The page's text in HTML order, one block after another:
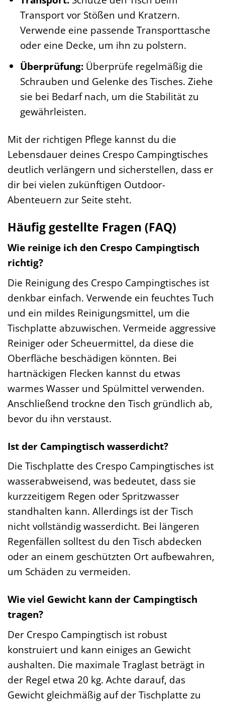
Transport vor Stößen und Kratzern.
Verwende eine passende Transporttasche
oder eine Decke, um ihn zu polstern.
Überprüfung:Überprüfe regelmäßig die
Schrauben und Gelenke des Tisches. Ziehe
sie bei Bedarf nach, um die Stabilität zu
gewährleisten.
Mit der richtigen Pflege kannst du die
Lebensdauer deines Crespo Campingtisches
deutlich verlängern und sicherstellen, dass er
dir bei vielen zukünftigen Outdoor-
Abenteuern zur Seite steht.
Häufig gestellte Fragen (FAQ)
Wie reinige ich den Crespo Campingtisch
richtig?
Die Reinigung des Crespo Campingtisches ist
denkbar einfach. Verwende ein feuchtes Tuch
und ein mildes Reinigungsmittel, um die
Tischplatte abzuwischen. Vermeide aggressive
Reiniger oder Scheuermittel, da diese die
Oberfläche beschädigen könnten. Bei
hartnäckigen Flecken kannst du etwas
warmes Wasser und Spülmittel verwenden.
Anschließend trockne den Tisch gründlich ab,
bevor du ihn verstaust.
Ist der Campingtisch wasserdicht?
Die Tischplatte des Crespo Campingtisches ist
wasserabweisend, was bedeutet, dass sie
kurzzeitigem Regen oder Spritzwasser
standhalten kann. Allerdings ist der Tisch
nicht vollständig wasserdicht. Bei längeren
Regenfällen solltest du den Tisch abdecken
oder an einem geschützten Ort aufbewahren,
um Schäden zu vermeiden.
Wie viel Gewicht kann der Campingtisch
tragen?
Der Crespo Campingtisch ist robust
konstruiert und kann einiges an Gewicht
aushalten. Die maximale Traglast beträgt in
der Regel etwa 20 kg. Achte darauf, das
Gewicht gleichmäßig auf der Tischplatte zu